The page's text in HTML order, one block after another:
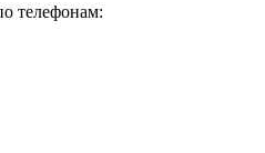
телефонам: